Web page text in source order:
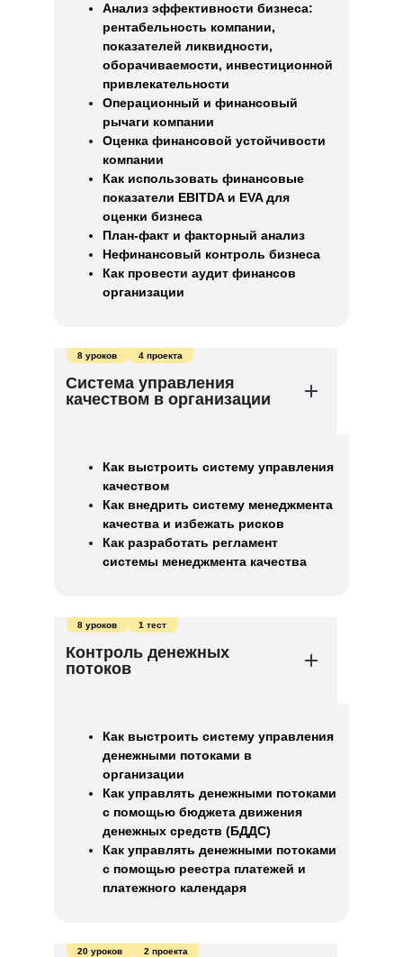
Анализ эффективности бизнеса:
рентабельность компании,
показателей ликвидности,
оборачиваемости, инвестиционной
привлекательности
Операционный и финансовый
рычаги компании
Оценка финансовой устойчивости
компании
Как использовать финансовые
показатели EBITDA и EVA для
оценки бизнеса
План-факт и факторный анализ
Нефинансовый контроль бизнеса
Как провести аудит финансов
организации
Система управления
качеством в организации
8 уроков 4 проекта
Как выстроить систему управления
качеством
Как внедрить систему менеджмента
качества и избежать рисков
Как разработать регламент
системы менеджмента качества
Контроль денежных
потоков
8 уроков 1 тест
Как выстроить систему управления
денежными потоками в
организации
Как управлять денежными потоками
с помощью бюджета движения
денежных средств (БДДС)
Как управлять денежными потоками
с помощью реестра платежей и
платежного календаря
20 уроков 2 проекта